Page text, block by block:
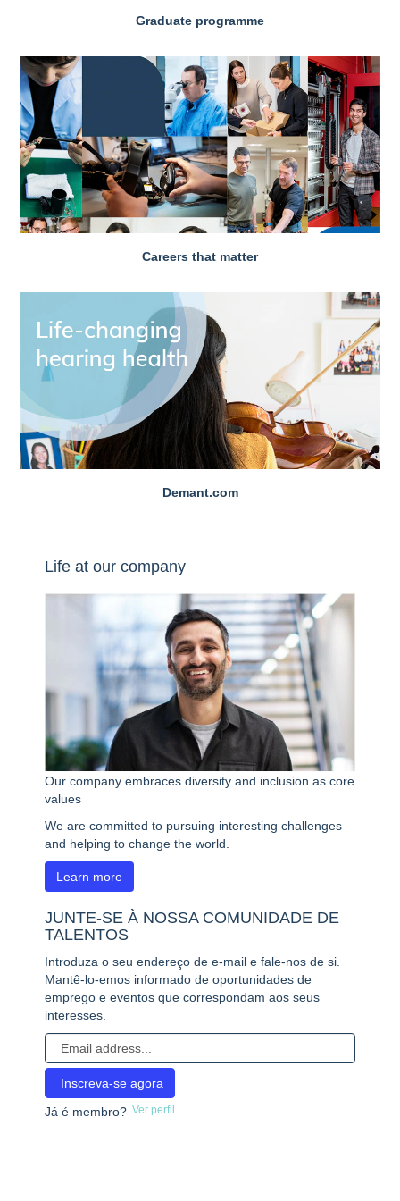
Graduate programme
Careers that matter
Demant.com
Life at our company
Our company embraces diversity and inclusion as core
values
We are committed to pursuing interesting challenges
and helping to change the world.
Learn more
JUNTE-SE À NOSSA COMUNIDADE DE
TALENTOS
Introduza o seu endereço de e-mail e fale-nos de si.
Mantê-lo-emos informado de oportunidades de
emprego e eventos que correspondam aos seus
interesses.
Já é membro? Ver perfil